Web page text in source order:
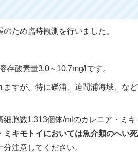
ため臨時観測を行いました。
存酸素量3.0～10.7mg/lです。
すが、特に礫浦、迫間浦海域、など
胞数1,313個体/mlのカレニア・ミキ
ミキモトイにおいては魚介類のへい死
注意してください。